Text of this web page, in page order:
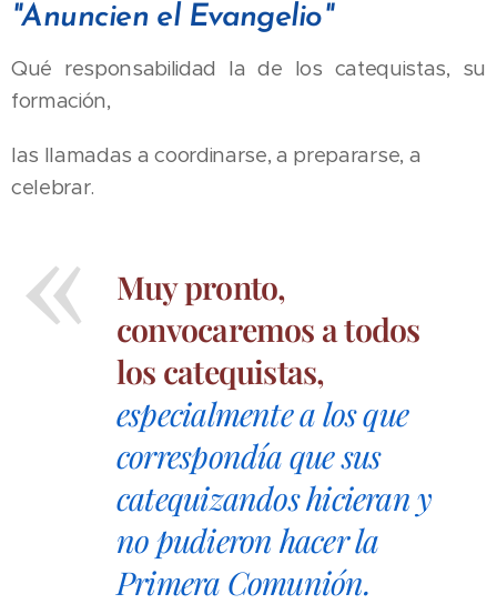
"Anuncien el Evangelio"
Qué responsabilidad la de los catequistas, su
formación,
las llamadas a coordinarse, a prepararse, a
celebrar.
Muy pronto,
convocaremos a todos
los catequistas,
especialmente a los que
correspondía que sus
catequizandos hicieran y
no pudieron hacer la
Primera Comunión.